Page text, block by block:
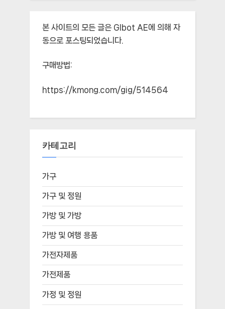
본 사이트의 모든 글은 Glbot AE에 의해 자
동으로 포스팅되었습니다.
구매방법:
https://kmong.com/gig/514564
카테고리
가구
가구 및 정원
가방 및 가방
가방 및 여행 용품
가전자제품
가전제품
가정 및 정원